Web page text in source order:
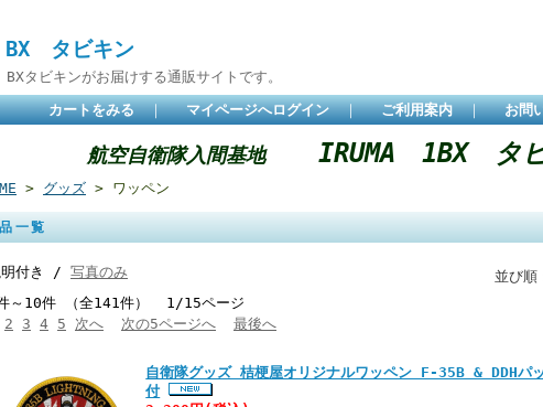
BX タビキン
タビキンがお届けする通販サイトです。
カートをみる ｜ マイページへログイン ｜ ご利用案内 ｜ お問
航空自衛隊入間基地 IRUMA 1BX タ
> グッズ > ワッペン
一覧
並び順
明付き / 写真のみ
～10件 （全141件） 1/15ページ
2 3 4 5 次へ 次の5ページへ 最後へ
自衛隊グッズ 桔梗屋オリジナルワッペン F-35B & DDHパ
付